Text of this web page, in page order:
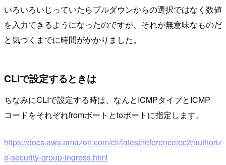
いろいろいじっていたらプルダウンからの選択ではなく数値
を入力できるようになったのですが、それが無意味なものだ
と気づくまでに時間がかかりました。
CLIで設定するときは
ちなみにCLIで設定する時は、なんとICMPタイプとICMP
コードをそれぞれfromポートとtoポートに指定します。
https://docs.aws.amazon.com/cli/latest/reference/ec2/authoriz
e-security-group-ingress.html